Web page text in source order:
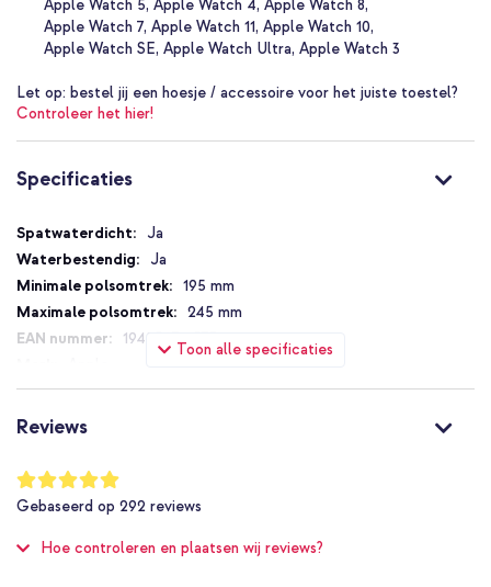
Inclusief 1 jaar garantie
Of je nu intensief gaat sporten of gewoon eens een ander bandje
wil: het sportbandje is een must-have voor iedere Apple Watch
Apple Watch 5 Apple Watch 4 Apple Watch 8
Apple Watch 7 Apple Watch 11 Apple Watch 10
Apple Watch SE Apple Watch Ultra Apple Watch 3
Let op: bestel jij een hoesje / accessoire voor het juiste toestel?
Controleer het hier!
Specificaties
Toon alle specificaties
Specificaties
Ja
Ja
195 mm
245 mm
194252741573
MLYT3ZM/A
1 Pc
Reviews
Waardering:
99
%
of
Gebaseerd op 292 reviews
Hoe controleren en plaatsen wij reviews?